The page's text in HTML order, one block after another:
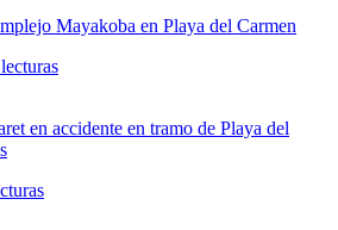
Mayakoba en Playa del Carmen
lecturas
en accidente en tramo de Playa del